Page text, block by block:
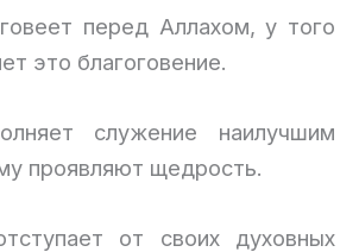
перед Аллахом, у того
это благоговение.
служение наилучшим
проявляют щедрость.
от своих духовных